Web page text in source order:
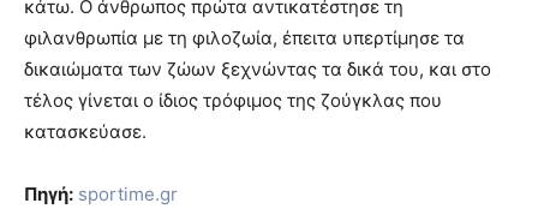
κάτω. Ο άνθρωπος πρώτα αντικατέστησε τη
φιλανθρωπία με τη φιλοζωία, έπειτα υπερτίμησε τα
δικαιώματα των ζώων ξεχνώντας τα δικά του, και στο
τέλος γίνεται ο ίδιος τρόφιμος της ζούγκλας που
κατασκεύασε.
Πηγή: sportime.gr